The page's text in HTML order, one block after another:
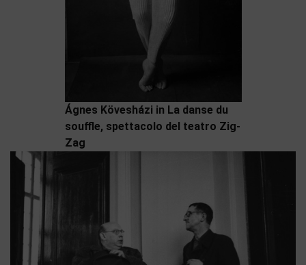
Ágnes Kövesházi in La danse du
souffle, spettacolo del teatro Zig-
Zag